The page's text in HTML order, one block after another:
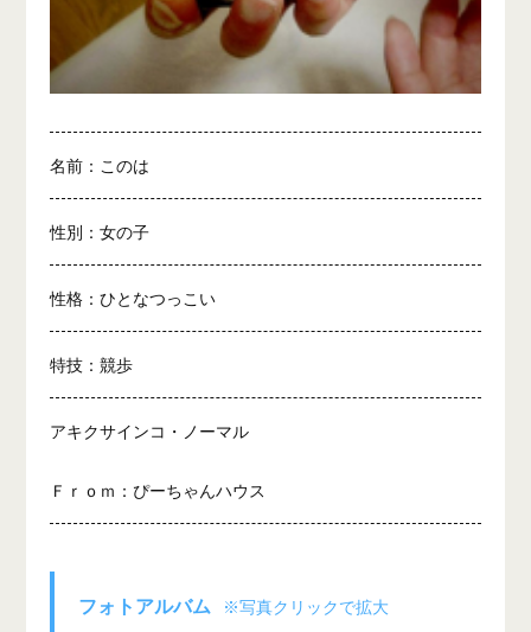
名前：このは
性別：女の子
性格：ひとなつっこい
特技：競歩
アキクサインコ・ノーマル
Ｆｒｏｍ：ぴーちゃんハウス
フォトアルバム ※写真クリックで拡大